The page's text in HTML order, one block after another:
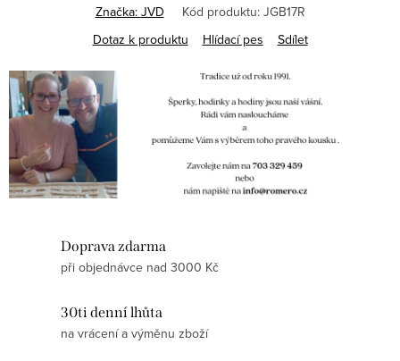
Značka: JVD Kód produktu: JGB17R
Dotaz k produktu
Hlídací pes Sdílet
Doprava zdarma
při objednávce nad 3000 Kč
30ti denní lhůta
na vrácení a výměnu zboží